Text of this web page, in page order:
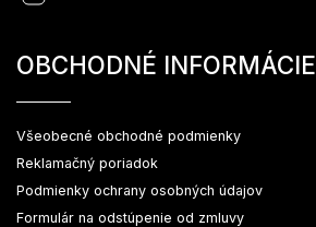
OBCHODNÉ INFORMÁCIE
Všeobecné obchodné podmienky
Reklamačný poriadok
Podmienky ochrany osobných údajov
Formulár na odstúpenie od zmluvy